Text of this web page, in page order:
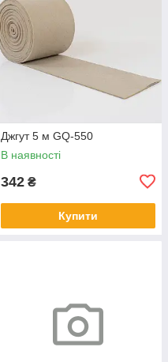
Джгут 5 м GQ-550
В наявності
342 ₴
Купити